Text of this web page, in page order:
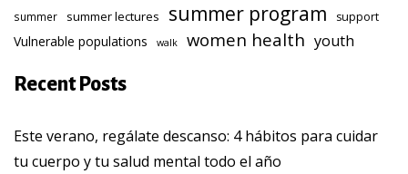
summer summer lectures summer program support
Vulnerable populations walk women health youth
Recent Posts
Este verano, regálate descanso: 4 hábitos para cuidar
tu cuerpo y tu salud mental todo el año